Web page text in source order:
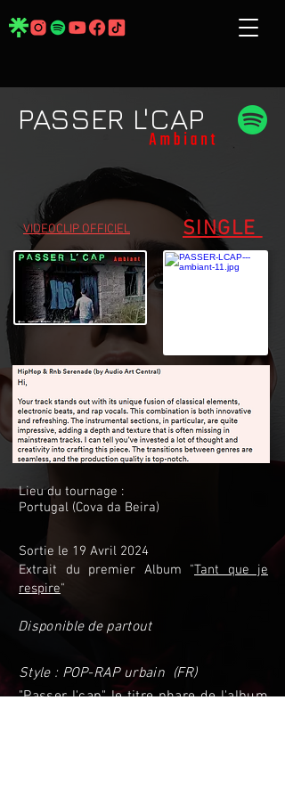
PASSER L'CAP
VIDEOCLIP OFFICIEL SINGLE
Lieu du tournage :
Portugal (Cova da Beira)
Sortie le 19 Avril 2024
Extrait du premier Album "Tant que je
respire"
Disponible de partout
Style : POP-RAP urbain (FR)
"Passer l'cap" le titre phare de l'album